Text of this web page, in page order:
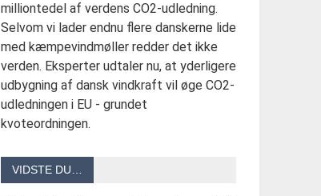
milliontedel af verdens CO2-udledning.
Selvom vi lader endnu flere danskerne lide
med kæmpevindmøller redder det ikke
verden. Eksperter udtaler nu, at yderligere
udbygning af dansk vindkraft vil øge CO2-
udledningen i EU - grundet
kvoteordningen.
VIDSTE DU…